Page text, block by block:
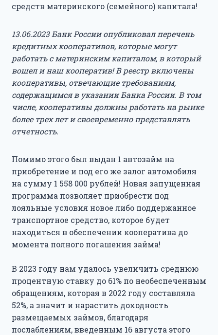
средств материнского (семейного) капитала!
13.06.2023 Банк России опубликовалперечень
кредитных кооперативов, которые могут
работать с материнским капиталом, в который
вошел и наш кооператив! В реестр включены
кооперативы, отвечающие требованиям,
содержащимся в указании Банка России. В том
числе, кооперативы должны работать на рынке
более трех лет и своевременно представлять
отчетность.
Помимо этого был выдан 1 автозайм на
приобретение и под его же залог автомобиля
на сумму 1 558 000 рублей! Новая запущенная
программа позволяет приобрести под
лояльные условия новое либо поддержанное
транспортное средство, которое будет
находиться в обеспечении кооператива до
момента полного погашения займа!
В 2023 году нам удалось увеличить среднюю
процентную ставку до 61% по необеспеченным
обращениям, которая в 2022 году составляла
52%, а значит и нарастить доходность
размещаемых займов, благодаря
послаблениям, введенным 16 августа этого